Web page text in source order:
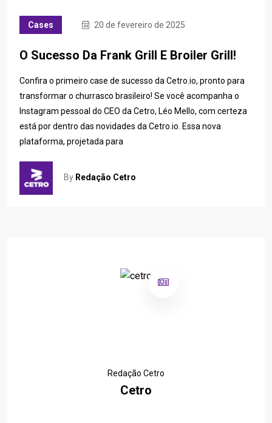
Cases 20 de fevereiro de 2025
O Sucesso Da Frank Grill E Broiler Grill!
Confira o primeiro case de sucesso da Cetro.io, pronto para
transformar o churrasco brasileiro! Se você acompanha o
Instagram pessoal do CEO da Cetro, Léo Mello, com certeza
está por dentro das novidades da Cetro.io. Essa nova
plataforma, projetada para
By Redação Cetro
Redação Cetro
Cetro